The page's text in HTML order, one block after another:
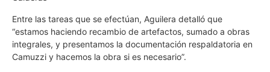
Entre las tareas que se efectúan, Aguilera detalló que
“estamos haciendo recambio de artefactos, sumado a obras
integrales, y presentamos la documentación respaldatoria en
Camuzzi y hacemos la obra si es necesario”.